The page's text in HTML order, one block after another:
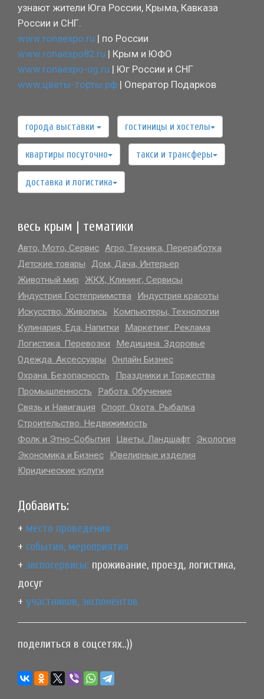
больше выбор на САЙТЕ..
узнают жители Юга России, Крыма, Кавказа
России и СНГ.
www.ronaexpo.ru | по России
www.ronaexpo82.ru | Крым и ЮФО
www.ronaexpo-ug.ru | Юг России и СНГ
www.цветы-торты.рф | Оператор Подарков
города выставки гостиницы и хостелы
квартиры посуточно такси и трансферы
доставка и логистика
весь крым | тематики
Авто, Мото, Сервис Агро, Техника, Переработка
Детские товары
Дом, Дача, Интерьер
Животный мир
ЖКХ, Клининг, Сервисы
Индустрия Гостеприимства
Индустрия красоты
Искусство, Живопись
Компьютеры, Технологии
Кулинария, Еда, Напитки
Маркетинг. Реклама
Логистика. Перевозки
Медицина. Здоровье
Одежда. Аксессуары
Онлайн Бизнес
Охрана. Безопасность
Праздники и Торжества
Промышленность
Работа. Обучение
Связь и Навигация
Спорт. Охота. Рыбалка
Строительство. Недвижимость
Фолк и Этно-События
Цветы. Ландшафт
Экология
Экономика и Бизнес
Ювелирные изделия
Юридические услуги
Добавить:
+ место проведения
+ события, мероприятия
+ экспосервисы: проживание, проезд, логистика,
досуг
+ участников, экспонентов
поделиться в соцсетях..))